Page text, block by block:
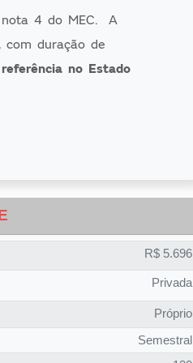
4 do MEC. A
duração de
no Estado
faculdade que
do Prouni através
o governo do
R$ 5.696
Privada
Próprio
Semestral